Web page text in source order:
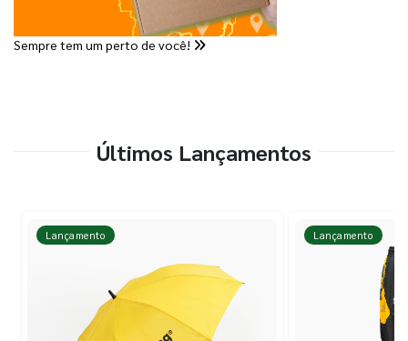
Sempre tem um perto de você!
Últimos Lançamentos
Lançamento Lançamento